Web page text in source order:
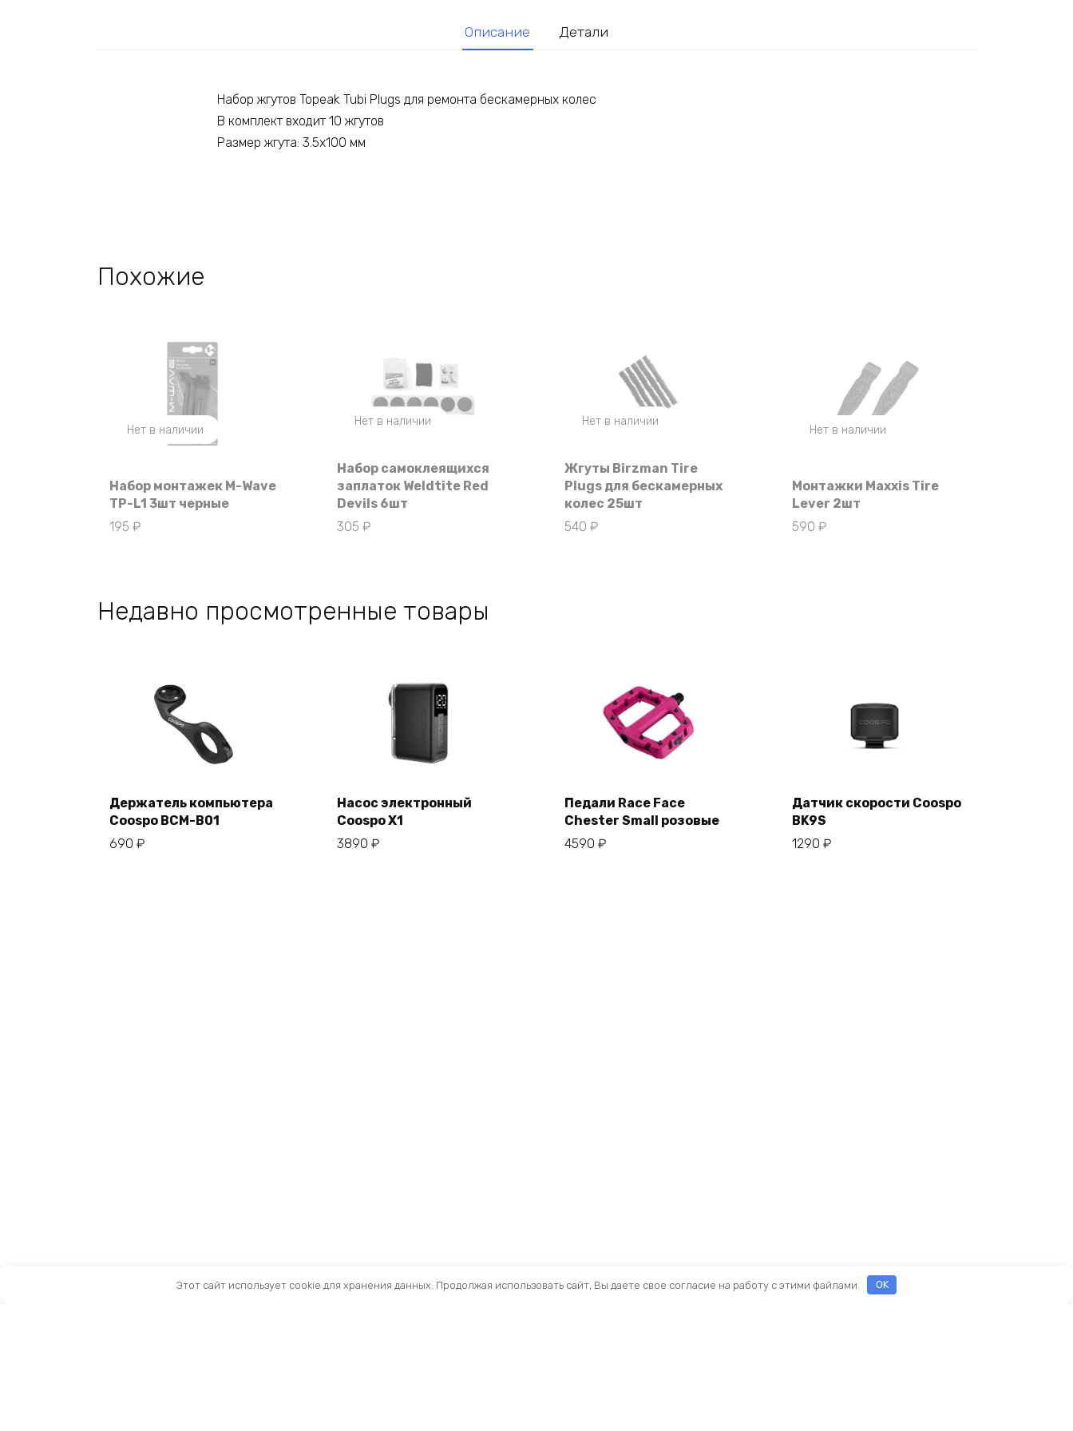
Описание Детали
Набор жгутов Topeak Tubi Plugs для ремонта бескамерных колес
В комплект входит 10 жгутов
Размер жгута: 3.5х100 мм
Похожие
Нет в наличии
Набор монтажек M-Wave
TP-L1 3шт черные
195 ₽
Нет в наличии
Набор самоклеящихся
заплаток Weldtite Red
Devils 6шт
305 ₽
Нет в наличии
Жгуты Birzman Tire
Plugs для бескамерных
колес 25шт
540 ₽
Нет в наличии
Монтажки Maxxis Tire
Lever 2шт
590 ₽
Недавно просмотренные товары
Держатель компьютера
Coospo BCM-B01
690 ₽
Насос электронный
Coospo X1
3890 ₽
Педали Race Face
Chester Small розовые
4590 ₽
Датчик скорости Coospo
BK9S
1290 ₽
Этот сайт использует cookie для хранения данных. Продолжая использовать сайт, Вы даете свое согласие на работу с этими файлами. OK